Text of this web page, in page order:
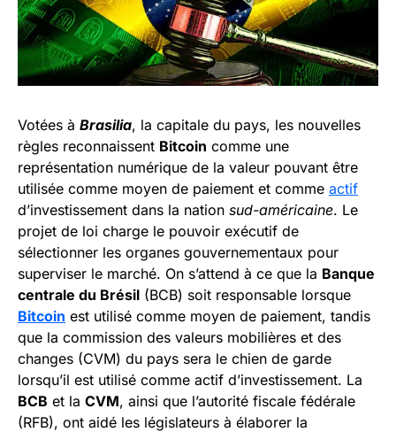
Votées à Brasilia, la capitale du pays, les nouvelles
règles reconnaissent Bitcoin comme une
représentation numérique de la valeur pouvant être
utilisée comme moyen de paiement et comme actif
d’investissement dans la nation sud-américaine. Le
projet de loi charge le pouvoir exécutif de
sélectionner les organes gouvernementaux pour
superviser le marché. On s’attend à ce que la Banque
centrale du Brésil (BCB) soit responsable lorsque
Bitcoin est utilisé comme moyen de paiement, tandis
que la commission des valeurs mobilières et des
changes (CVM) du pays sera le chien de garde
lorsqu’il est utilisé comme actif d’investissement. La
BCB et la CVM, ainsi que l’autorité fiscale fédérale
(RFB), ont aidé les législateurs à élaborer la